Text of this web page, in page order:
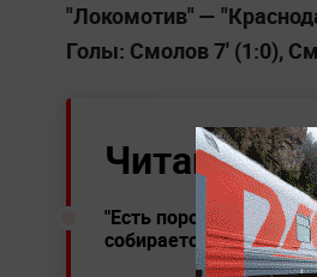
"Локомотив" —
Голы: Смолов 7' (1:0),
Читайте
"Есть порох в
собирается